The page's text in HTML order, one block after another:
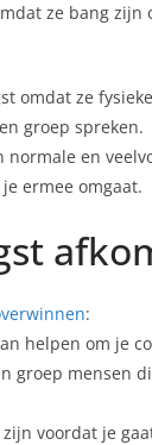
ze bang
omdat ze
groep spreken.
en
ermee omgaat.
:
helpen om je
groep mensen
voordat je